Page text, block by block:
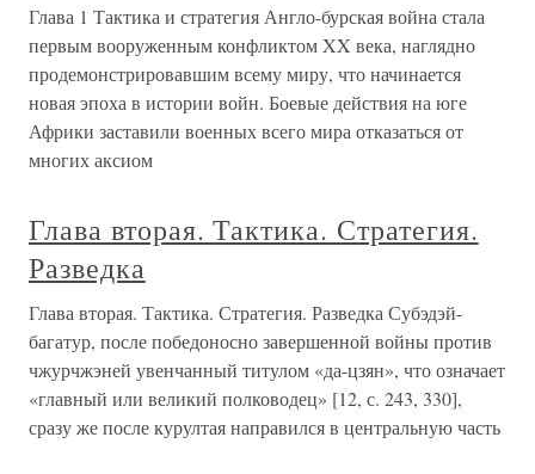
Глава 1 Тактика и стратегия Англо-бурская война стала
первым вооруженным конфликтом XX века, наглядно
продемонстрировавшим всему миру, что начинается
новая эпоха в истории войн. Боевые действия на юге
Африки заставили военных всего мира отказаться от
многих аксиом
Глава вторая. Тактика. Стратегия.
Разведка
Глава вторая. Тактика. Стратегия. Разведка Субэдэй-
багатур, после победоносно завершенной войны против
чжурчжэней увенчанный титулом «да-цзян», что означает
«главный или великий полководец» [12, с. 243, 330],
сразу же после курултая направился в центральную часть